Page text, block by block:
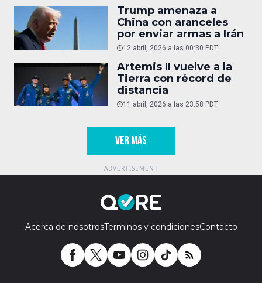
Trump amenaza a
China con aranceles
por enviar armas a Irán
12 abril, 2026 a las 00:30 PDT
Artemis II vuelve a la
Tierra con récord de
distancia
11 abril, 2026 a las 23:58 PDT
VER MÁS
Acerca de nosotrosTerminos y condicionesContacto